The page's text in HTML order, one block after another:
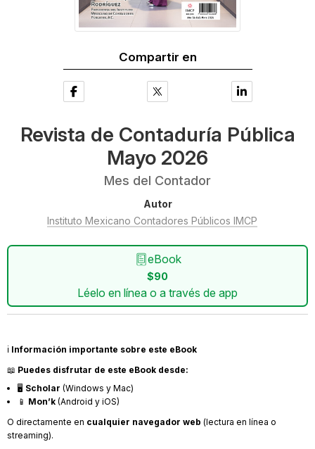
Compartir en
Revista de Contaduría Pública
Mayo 2026
Mes del Contador
Autor
Instituto Mexicano Contadores Públicos IMCP
eBook
$90
Léelo en línea o a través de app
ℹ️ Información importante sobre este eBook
📖 Puedes disfrutar de este eBook desde:
🖥️ Scholar (Windows y Mac)
📱 Mon’k (Android y iOS)
O directamente en cualquier navegador web (lectura en línea o
streaming).